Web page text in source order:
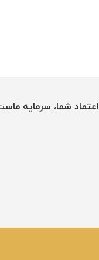
اعتماد شما، سرمایه